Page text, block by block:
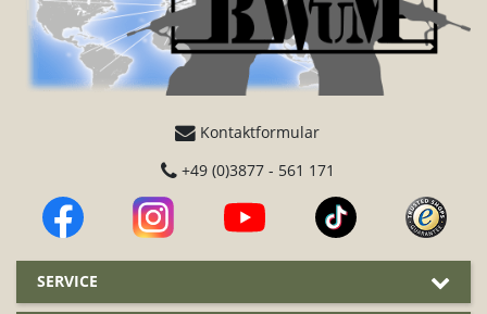
Kontaktformular
+49 (0)3877 - 561 171
SERVICE